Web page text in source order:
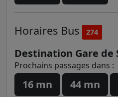
Horaires Bus 274
Destination Gare de
Prochains passages dans :
16 mn 44 mn